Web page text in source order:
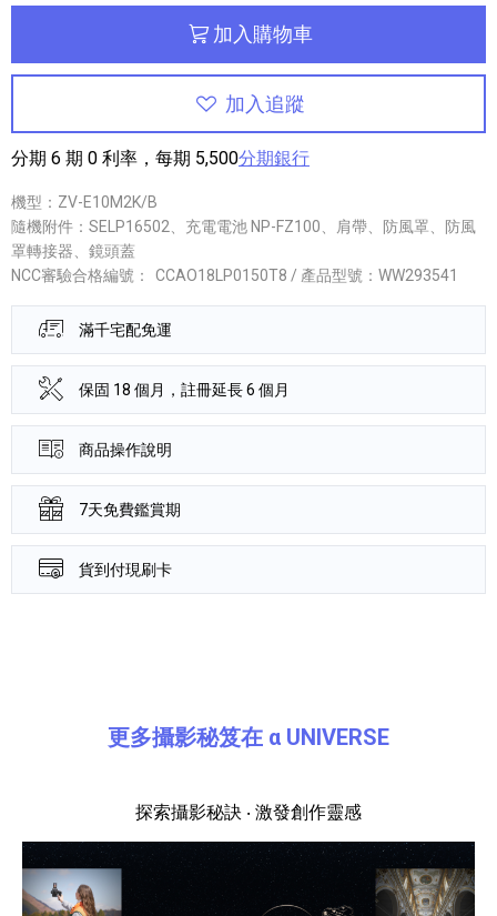
加入購物車
加入追蹤
分期 6 期 0 利率，每期 5,500分期銀行
機型：ZV-E10M2K/B
隨機附件：SELP16502、充電電池 NP-FZ100、肩帶、防風罩、防風
罩轉接器、鏡頭蓋
NCC審驗合格編號：
CCAO18LP0150T8 / 產品型號：WW293541
滿千宅配免運
保固 18 個月，註冊延長 6 個月
商品操作說明
7天免費鑑賞期
貨到付現刷卡
更多攝影秘笈在 α UNIVERSE
探索攝影秘訣 ‧ 激發創作靈感